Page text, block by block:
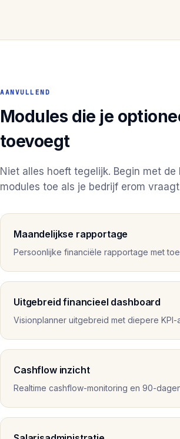
AANVULLEND
Modules die je
toevoegt
Niet alles hoeft tegelijk. Begin met de
modules toe als je bedrijf erom
Maandelijkse rapportage
Persoonlijke financiële rapportage met
Uitgebreid financieel dashboard
Visionplanner uitgebreid met diepere KPI-
Cashflow inzicht
Realtime cashflow-monitoring en 90-